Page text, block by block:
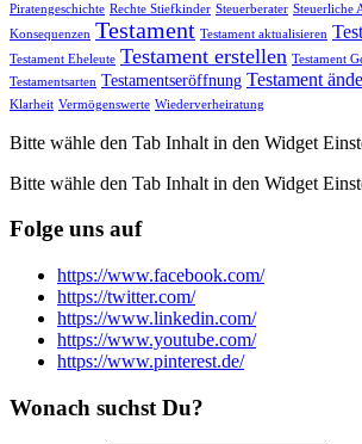
Piratengeschichte Rechte Stiefkinder Steuerberater Steuerliche
Konsequenzen Testament Testament aktualisieren
Testament Eheleute Testament erstellen Testament
Testamentsarten Testamentseröffnung Testament
Klarheit Vermögenswerte Wiederverheiratung
Bitte wähle den Tab Inhalt in den Widget
Bitte wähle den Tab Inhalt in den Widget
Folge uns auf
https://www.facebook.com/
https://twitter.com/
https://www.linkedin.com/
https://www.youtube.com/
https://www.pinterest.de/
Wonach suchst Du?